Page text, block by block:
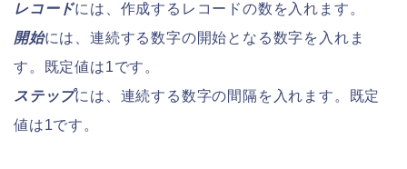
レコードには、作成するレコードの数を入れます。
開始には、連続する数字の開始となる数字を入れま
す。既定値は1です。
ステップには、連続する数字の間隔を入れます。既定
値は1です。